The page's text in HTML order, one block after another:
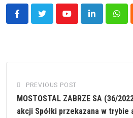
YoutubeLinkedIn
PREVIOUS POST
MOSTOSTAL ZABRZE SA (36/
akcji Spółki przekazana w trybie